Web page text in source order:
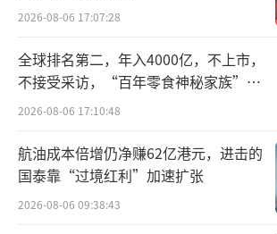
2026-08-06 17:07:28
全球排名第二，年入4000亿，不上市，
不接受采访，“百年零食神秘家族”浮
出水面？
2026-08-06 17:10:48
航油成本倍增仍净赚62亿港元，进击的
国泰靠“过境红利”加速扩张
2026-08-06 09:38:43